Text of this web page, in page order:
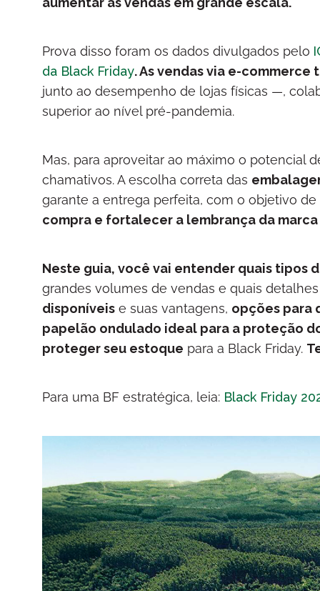
Prova disso foram os dados divulgados pelo
da Black Friday. As vendas via e-commerce
junto ao desempenho de lojas físicas —,
superior ao nível pré-pandemia.
Mas, para aproveitar ao máximo o potencial
chamativos. A escolha correta das
garante a entrega perfeita, com o objetivo de
compra e fortalecer a lembrança da marca
Neste guia, você vai entender quais tipos
grandes volumes de vendas e quais
disponíveise suas vantagens, opções para
papelão ondulado ideal para a proteção
proteger seu estoque para a Black Friday.
Para uma BF estratégica, leia: Black Friday